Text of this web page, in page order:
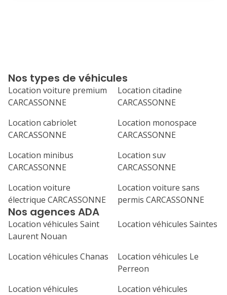
24 25 26
31
septembre 2026
lu me je
2 3
14 15 16 17 18
21 22 23 24 25
Nos agences ADA
Location véhicules Saint
Laurent Nouan
Location véhicules Saintes
Location véhicules Chanas
Location véhicules Le
Perreon
Location véhicules
Location véhicules
Nos types de véhicules
Location voiture premium
CARCASSONNE
Location citadine
CARCASSONNE
Location cabriolet
CARCASSONNE
Location monospace
CARCASSONNE
Location minibus
CARCASSONNE
Location suv
CARCASSONNE
Location voiture
électrique CARCASSONNE
Location voiture sans
permis CARCASSONNE